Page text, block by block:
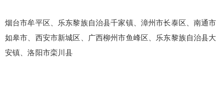
烟台市牟平区、乐东黎族自治县千家镇、漳州市长泰区、南通市
如皋市、西安市新城区、广西柳州市鱼峰区、乐东黎族自治县大
安镇、洛阳市栾川县